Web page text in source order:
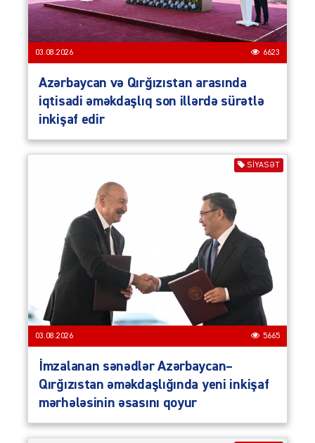
03.08.2026 6623
Azərbaycan və Qırğızıstan arasında
iqtisadi əməkdaşlıq son illərdə sürətlə
inkişaf edir
SIYASƏT
03.08.2026 5665
İmzalanan sənədlər Azərbaycan–
Qırğızıstan əməkdaşlığında yeni inkişaf
mərhələsinin əsasını qoyur